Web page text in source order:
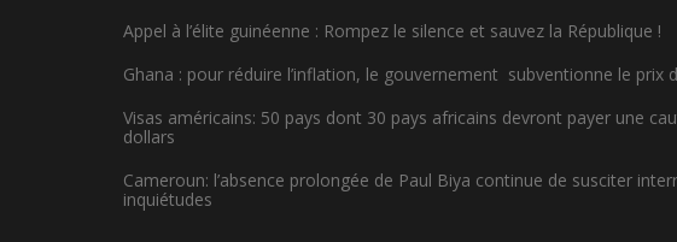
Appel à l’élite guinéenne : Rompez le silence et sauvez la République !
Ghana : pour réduire l’inflation, le gouvernement subventionne le prix
Visas américains: 50 pays dont 30 pays africains devront payer une
dollars
Cameroun: l’absence prolongée de Paul Biya continue de susciter
inquiétudes